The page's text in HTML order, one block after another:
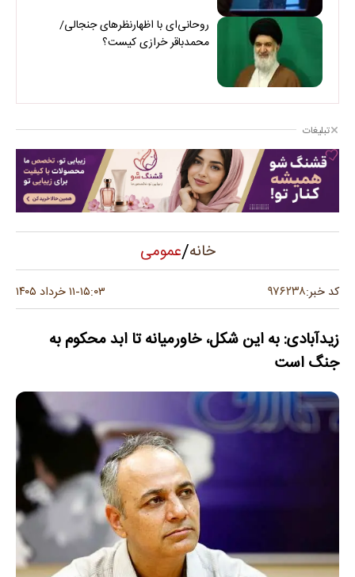
روحانی‌ای با اظهارنظرهای جنجالی/
محمدباقر خرازی کیست؟
تبلیغات
خانه/عمومی
کد خبر:۹۷۶۲۳۸ ۱۵:۰۳-۱۱ خرداد ۱۴۰۵
زیدآبادی: به این شکل، خاورمیانه تا ابد محکوم به
جنگ است